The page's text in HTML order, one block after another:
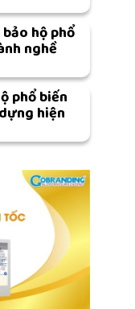
hộ phổ
nghề
phổ biến
hiện